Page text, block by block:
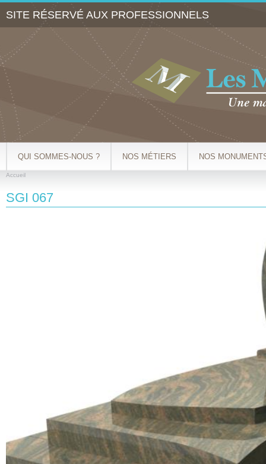
SITE RÉSERVÉ AUX PROFESSIONNELS
QUI SOMMES-NOUS ? NOS MÉTIERS NOS
Accueil
SGI 067